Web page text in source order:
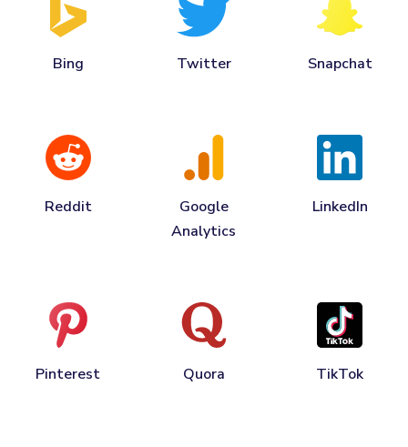
Bing Twitter Snapchat
Reddit
Google
Analytics
LinkedIn
Pinterest Quora TikTok